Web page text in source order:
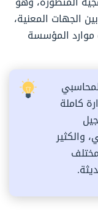
الجهات المعنية،
موارد المؤسسة
كاملة
والكثير